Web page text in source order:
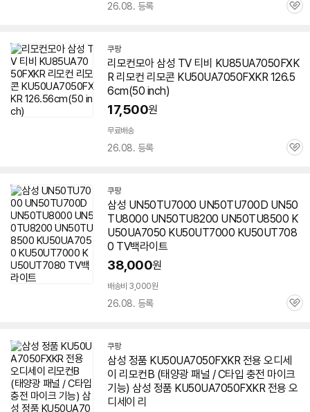
26.08. 등록
관
쿠팡
리모컨모아 삼성 TV 티비 KU85UA7050FXK
R 리모컨 리모콘 KU50UA7050FXKR 126.5
6cm(50 inch)
17,500원
무료배송
26.08. 등록
관
쿠팡
삼성 UN50TU7000 UN50TU700D UN50
TU8000 UN50TU8200 UN50TU8500 K
U50UA7050 KU50UT7000 KU50UT708
0 TV백라이트
38,000원
배송비 3,000원
26.08. 등록
관
쿠팡
삼성 정품 KU50UA7050FXKR 전용 오디세
이 리모컨B (태양광 패널 / C타입 충전 마이크
기능) 삼성 정품 KU50UA7050FXKR 전용 오
디세이 리